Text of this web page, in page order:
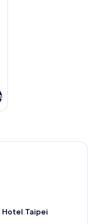
Hotel Taipei
Taipei